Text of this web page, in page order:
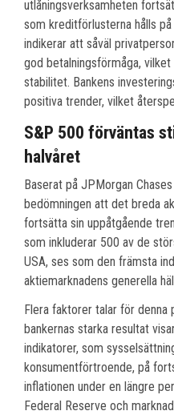
utlåningsverksamheten
som kreditförlusterna hålls
indikerar att såväl
god betalningsförmåga,
stabilitet. Bankens
positiva trender, vilket
S&P 500 förväntas
halvåret
Baserat på JPMorgan
bedömningen att det breda
fortsätta sin uppåtgående
som inkluderar 500 av de
USA, ses som den främsta
aktiemarknadens generella
Flera faktorer talar för
bankernas starka resultat
indikatorer, som
konsumentförtroende, på
inflationen under en längre
Federal Reserve och